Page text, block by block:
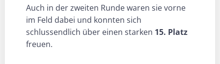
Auch in der zweiten Runde waren sie vorne
im Feld dabei und konnten sich
schlussendlich über einen starken 15. Platz
freuen.